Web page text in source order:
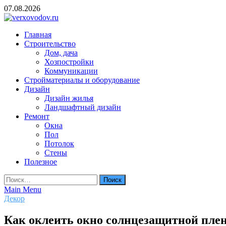
Skip
to
07.08.2026
verxovodov.ru
Ремонт и строительство
Главная
Строительство
Дом, дача
Хозпостройки
Коммуникации
Стройматериалы и оборудование
Дизайн
Дизайн жилья
Ландшафтный дизайн
Ремонт
Окна
Пол
Потолок
Стены
Полезное
Найти:
Main Menu
Декор
Как оклеить окно солнцезащитной